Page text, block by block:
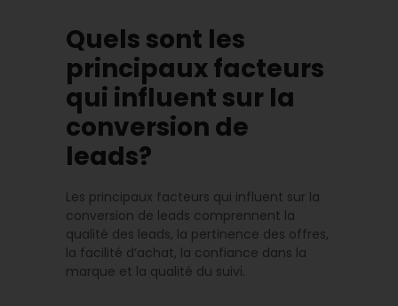
Quels sont les
principaux facteurs
qui influent sur la
conversion de
leads?
Les principaux facteurs qui influent sur la
conversion de leads comprennent la
qualité des leads, la pertinence des offres,
la facilité d’achat, la confiance dans la
marque et la qualité du suivi.